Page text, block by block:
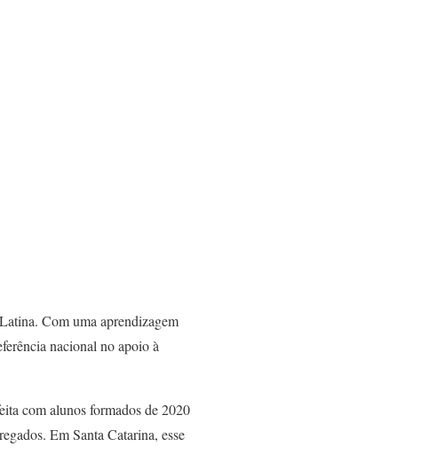
Com uma aprendizagem
nacional no apoio à
com alunos formados de 2020
Em Santa Catarina, esse